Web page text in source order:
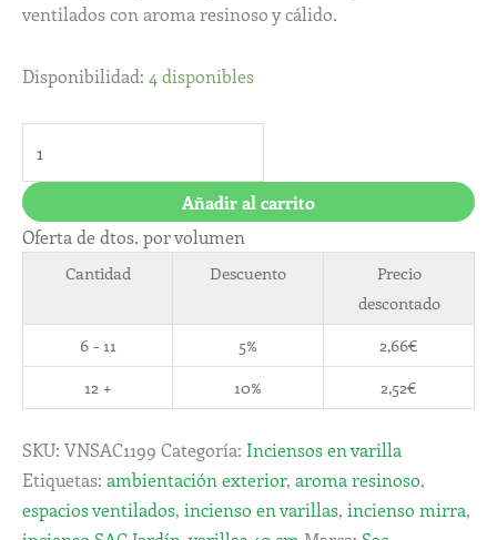
ventilados con aroma resinoso y cálido.
Disponibilidad: 4 disponibles
Añadir al carrito
Oferta de dtos. por volumen
Cantidad Descuento
Precio
descontado
6 - 11
5% 2,66€
12 +
10% 2,52€
SKU: VNSAC1199 Categoría: Inciensos en varilla
Etiquetas: ambientación exterior, aroma resinoso,
espacios ventilados, incienso en varillas, incienso mirra,